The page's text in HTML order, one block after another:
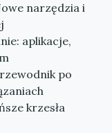
narzędzia i
aplikacje,
po
krzesła